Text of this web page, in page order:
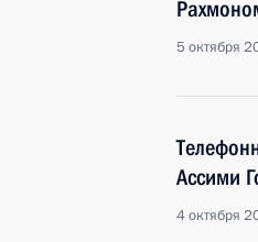
5 октября
Ассими
4 октября